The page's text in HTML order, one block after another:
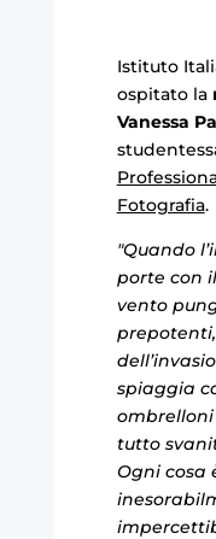
Istituto
ospitato la
Vanessa
Fotografia.
"Quando
porte con
vento
spiaggia
tutto
Ogni cosa